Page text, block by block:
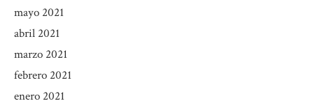
mayo 2021
abril 2021
marzo 2021
febrero 2021
enero 2021